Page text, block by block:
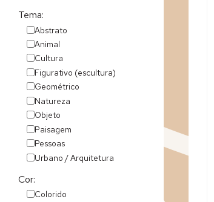
Tema:
Abstrato
Animal
Cultura
Figurativo (escultura)
Geométrico
Natureza
Objeto
Paisagem
Pessoas
Urbano / Arquitetura
Cor:
Colorido